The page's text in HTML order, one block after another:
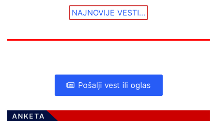
NAJNOVIJE VESTI…
Pošalji vest ili oglas
ANKETA